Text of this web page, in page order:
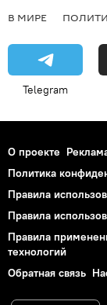
В МИРЕ
Telegram
О проекте
Политика
Правила
Правила
Правила
технологий
Обратная связь